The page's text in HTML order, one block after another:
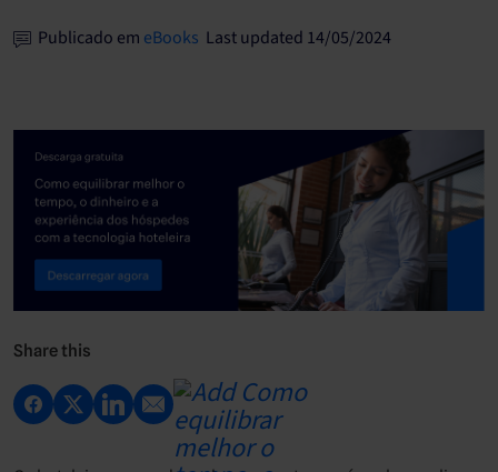
Publicado em eBooks Last updated 14/05/2024
Share this